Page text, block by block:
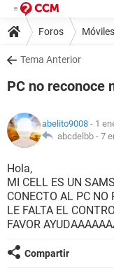
Foros
Tema Anterior
PC no reconoce
abelito9008 - 1
abcdelbb - 7
Hola,
MI CELL ES UN
CONECTO AL PC NO
LE FALTA EL
FAVOR
Compartir